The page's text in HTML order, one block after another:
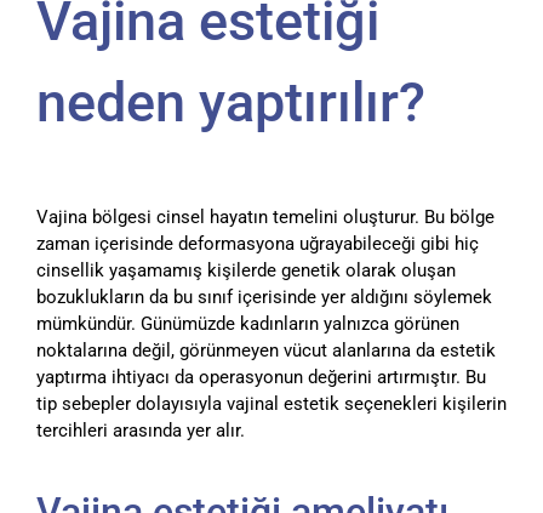
Vajina estetiği
neden yaptırılır?
Vajina bölgesi cinsel hayatın temelini oluşturur. Bu bölge
zaman içerisinde deformasyona uğrayabileceği gibi hiç
cinsellik yaşamamış kişilerde genetik olarak oluşan
bozuklukların da bu sınıf içerisinde yer aldığını söylemek
mümkündür. Günümüzde kadınların yalnızca görünen
noktalarına değil, görünmeyen vücut alanlarına da estetik
yaptırma ihtiyacı da operasyonun değerini artırmıştır. Bu
tip sebepler dolayısıyla vajinal estetik seçenekleri kişilerin
tercihleri arasında yer alır.